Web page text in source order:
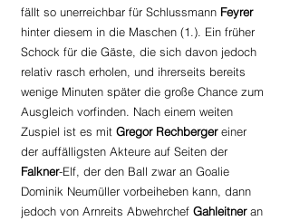
fällt so unerreichbar für Schlussmann Feyrer
hinter diesem in die Maschen (1.). Ein früher
Schock für die Gäste, die sich davon jedoch
relativ rasch erholen, und ihrerseits bereits
wenige Minuten später die große Chance zum
Ausgleich vorfinden. Nach einem weiten
Zuspiel ist es mit Gregor Rechberger einer
der auffälligsten Akteure auf Seiten der
Falkner-Elf, der den Ball zwar an Goalie
Dominik Neumüller vorbeiheben kann, dann
jedoch von Arnreits Abwehrchef Gahleitner an